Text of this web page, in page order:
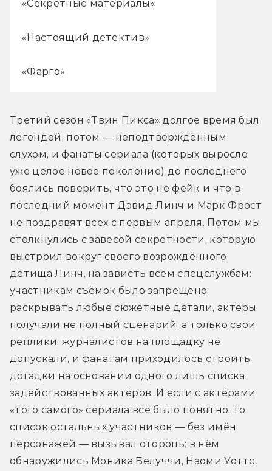
«Секретные материалы»
«Настоящий детектив»
«Фарго»
Третий сезон «Твин Пикса» долгое время был
легендой, потом — неподтверждённым
слухом, и фанаты сериала (которых выросло
уже целое новое поколение) до последнего
боялись поверить, что это не фейк и что в
последний момент Дэвид Линч и Марк Фрост
не поздравят всех с первым апреля. Потом мы
столкнулись с завесой секретности, которую
выстроил вокруг своего возрождённого
детища Линч, на зависть всем спецслужбам:
участникам съёмок было запрещено
раскрывать любые сюжетные детали, актёры
получали не полный сценарий, а только свои
реплики, журналистов на площадку не
допускали, и фанатам приходилось строить
догадки на основании одного лишь списка
задействованных актёров. И если с актёрами
«того самого» сериала всё было понятно, то
список остальных участников — без имён
персонажей — вызывал оторопь: в нём
обнаружились Моника Белуччи, Наоми Уоттс,